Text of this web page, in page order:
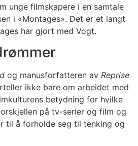
unge filmskapere i en samtale
i «Montages». Det er et langt
har gjort med Vogt.
og manusforfatteren av Reprise
ikke bare om arbeidet med
betydning for hvilke
på tv-serier og film og
til å forholde seg til tenking og